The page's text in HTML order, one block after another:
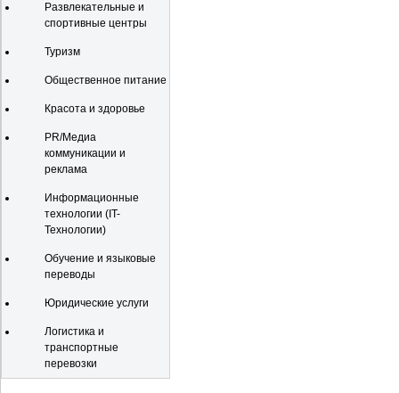
Развлекательные и
спортивные центры
Туризм
Общественное питание
Красота и здоровье
PR/Медиа
коммуникации и
реклама
Информационные
технологии (IT-
Технологии)
Обучение и языковые
переводы
Юридические услуги
Логистика и
транспортные
перевозки